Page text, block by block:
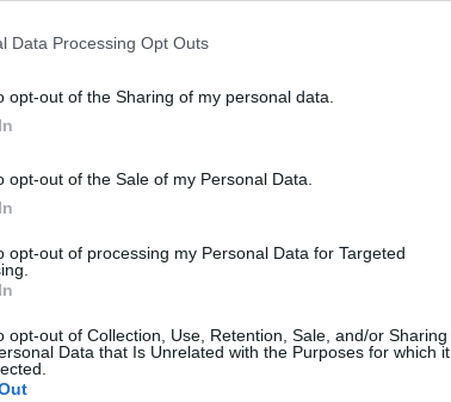
Data Processing Opt Outs
opt-out of the Sharing of my personal data.
opt-out of the Sale of my Personal Data.
opt-out of processing my Personal Data for Targeted
opt-out of Collection, Use, Retention, Sale, and/or Sharing
Data that Is Unrelated with the Purposes for which it
toinen
vuoksi
-näytöksessä